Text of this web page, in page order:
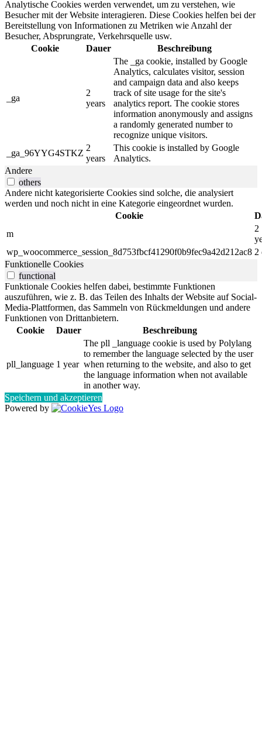
Analytische Cookies werden verwendet, um zu verstehen, wie
Besucher mit der Website interagieren. Diese Cookies helfen bei der
Bereitstellung von Informationen zu Metriken wie Anzahl der
Besucher, Absprungrate, Verkehrsquelle usw.
Cookie
Dauer Beschreibung
_ga
2
years
The _ga cookie, installed by Google
Analytics, calculates visitor, session
and campaign data and also keeps
track of site usage for the site's
analytics report. The cookie stores
information anonymously and assigns
a randomly generated number to
recognize unique visitors.
_ga_96YYG4STKZ
2
years
This cookie is installed by Google
Analytics.
Andere
others
Andere nicht kategorisierte Cookies sind solche, die analysiert
werden und noch nicht in eine Kategorie eingeordnet wurden.
Cookie
m
2
wp_woocommerce_session_8d753fbcf41290f0b9fec9a42d212ac8 2
Funktionelle Cookies
functional
Funktionale Cookies helfen dabei, bestimmte Funktionen
auszuführen, wie z. B. das Teilen des Inhalts der Website auf Social-
Media-Plattformen, das Sammeln von Rückmeldungen und andere
Funktionen von Drittanbietern.
Cookie
Dauer Beschreibung
pll_language 1 year
The pll _language cookie is used by Polylang
to remember the language selected by the user
when returning to the website, and also to get
the language information when not available
in another way.
Speichern und akzeptieren
Powered by